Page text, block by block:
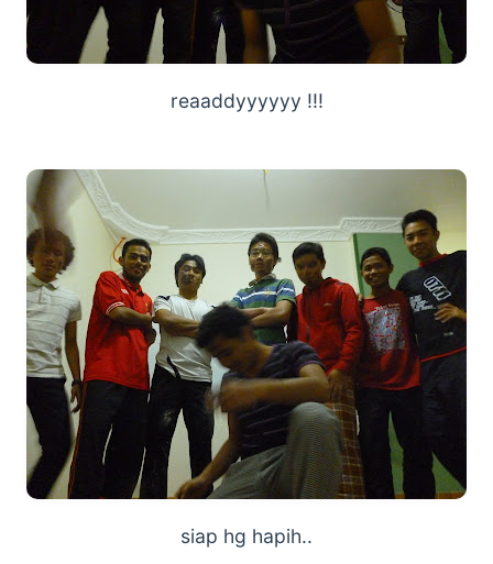
reaaddyyyyyy !!!
siap hg hapih..